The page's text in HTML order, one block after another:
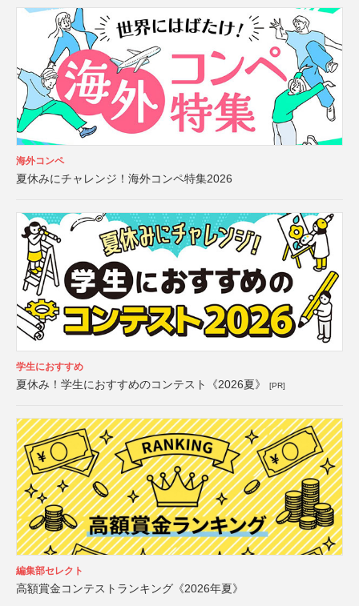
海外コンペ
夏休みにチャレンジ！海外コンペ特集2026
学生におすすめ
夏休み！学生におすすめのコンテスト《2026夏》 [PR]
編集部セレクト
高額賞金コンテストランキング《2026年夏》